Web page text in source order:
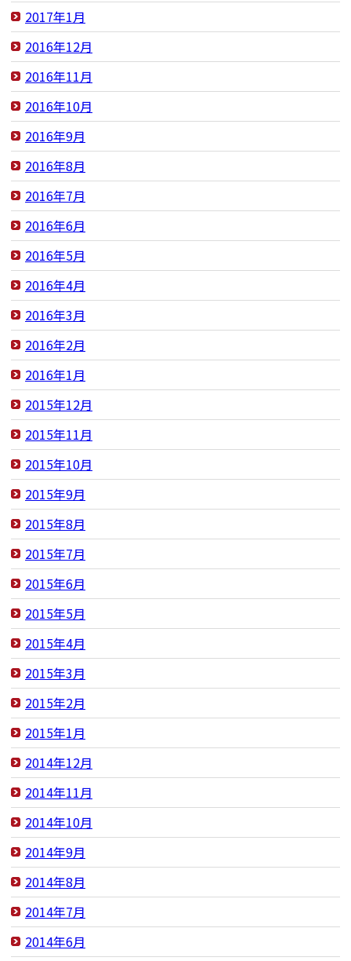
2017年1月
2016年12月
2016年11月
2016年10月
2016年9月
2016年8月
2016年7月
2016年6月
2016年5月
2016年4月
2016年3月
2016年2月
2016年1月
2015年12月
2015年11月
2015年10月
2015年9月
2015年8月
2015年7月
2015年6月
2015年5月
2015年4月
2015年3月
2015年2月
2015年1月
2014年12月
2014年11月
2014年10月
2014年9月
2014年8月
2014年7月
2014年6月